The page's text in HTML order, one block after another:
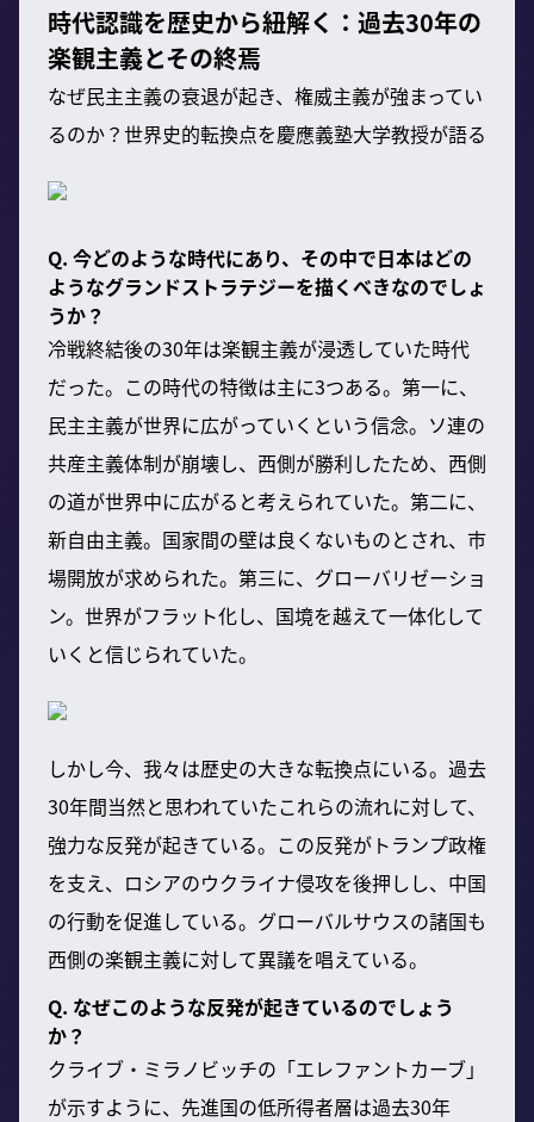
時代認識を歴史から紐解く：過去30年の
楽観主義とその終焉
なぜ民主主義の衰退が起き、権威主義が強まってい
るのか？世界史的転換点を慶應義塾大学教授が語る
Q. 今どのような時代にあり、その中で日本はどの
ようなグランドストラテジーを描くべきなのでしょ
うか？
冷戦終結後の30年は楽観主義が浸透していた時代
だった。この時代の特徴は主に3つある。第一に、
民主主義が世界に広がっていくという信念。ソ連の
共産主義体制が崩壊し、西側が勝利したため、西側
の道が世界中に広がると考えられていた。第二に、
新自由主義。国家間の壁は良くないものとされ、市
場開放が求められた。第三に、グローバリゼーショ
ン。世界がフラット化し、国境を越えて一体化して
いくと信じられていた。
しかし今、我々は歴史の大きな転換点にいる。過去
30年間当然と思われていたこれらの流れに対して、
強力な反発が起きている。この反発がトランプ政権
を支え、ロシアのウクライナ侵攻を後押しし、中国
の行動を促進している。グローバルサウスの諸国も
西側の楽観主義に対して異議を唱えている。
Q. なぜこのような反発が起きているのでしょう
か？
クライブ・ミラノビッチの「エレファントカーブ」
が示すように、先進国の低所得者層は過去30年